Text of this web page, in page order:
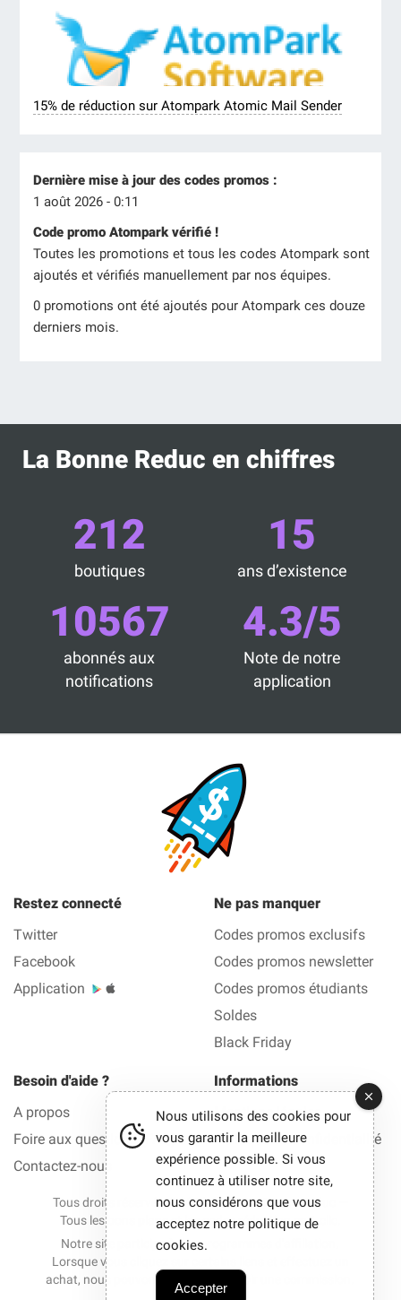
15% de réduction sur Atompark Atomic Mail Sender
Dernière mise à jour des codes promos :
1 août 2026 - 0:11
Code promo Atompark vérifié !
Toutes les promotions et tous les codes Atompark sont
ajoutés et vérifiés manuellement par nos équipes.
0 promotions ont été ajoutés pour Atompark ces douze
derniers mois.
La Bonne Reduc en chiffres
212
boutiques
15
ans d’existence
10567
abonnés aux
notifications
4.3/5
Note de notre
application
Restez connecté
Twitter
Facebook
Application
Ne pas manquer
Codes promos exclusifs
Codes promos newsletter
Codes promos étudiants
Soldes
Black Friday
Besoin d'aide ?
A propos
Foire aux questions (FAQ)
Contactez-nous
Informations
Mentions légales
Politique de confidentialité
Tous droits réservés © 2012-2026 La Bonne Reduc —
Tous les bons plans et les codes réduction en 1 clic.
Notre site participe à des programmes d'affiliation.
Lorsque vous cliquez sur certains liens et effectuez un
achat, nous pouvons parfois percevoir une commission.
Nous utilisons des cookies pour
vous garantir la meilleure
expérience possible. Si vous
continuez à utiliser notre site,
nous considérons que vous
acceptez notre politique de
cookies.
Accepter